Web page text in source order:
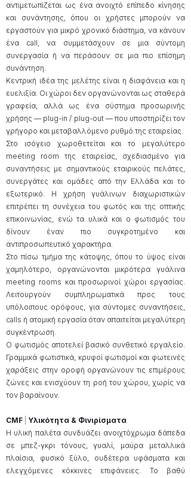
αντιμετωπίζεται ως ένα ανοιχτό επίπεδο κίνησης
και συνάντησης, όπου οι χρήστες μπορούν να
εργαστούν για μικρό χρονικό διάστημα, να κάνουν
ένα call, να συμμετάσχουν σε μια σύντομη
συνεργασία ή να περάσουν σε μια πιο επίσημη
συνάντηση.
Κεντρική ιδέα της μελέτης είναι η διαφάνεια και η
ευελιξία. Οι χώροι δεν οργανώνονται ως σταθερά
γραφεία, αλλά ως ένα σύστημα προσωρινής
χρήσης — plug-in / plug-out — που υποστηρίζει τον
γρήγορο και μεταβαλλόμενο ρυθμό της εταιρείας.
Στο ισόγειο χωροθετείται και το μεγαλύτερο
meeting room της εταιρείας, σχεδιασμένο για
συναντήσεις με σημαντικούς εταιρικούς πελάτες,
συνεργάτες και ομάδες από την Ελλάδα και το
εξωτερικό. Η χρήση γυάλινων διαχωριστικών
επιτρέπει τη συνέχεια του φωτός και της οπτικής
επικοινωνίας, ενώ τα υλικά και ο φωτισμός του
δίνουν έναν πιο συγκροτημένο και
αντιπροσωπευτικό χαρακτήρα.
Στο πίσω τμήμα της κάτοψης, όπου το ύψος είναι
χαμηλότερο, οργανώνονται μικρότερα γυάλινα
meeting rooms και προσωρινοί χώροι εργασίας.
Λειτουργούν συμπληρωματικά προς τους
υπόλοιπους ορόφους, για σύντομες συναντήσεις,
calls ή ατομική εργασία όταν απαιτείται μεγαλύτερη
συγκέντρωση.
Ο φωτισμός αποτελεί βασικό συνθετικό εργαλείο.
Γραμμικά φωτιστικά, κρυφοί φωτισμοί και φωτεινές
χαράξεις στην οροφή οργανώνουν τις επιμέρους
ζώνες και ενισχύουν τη ροή του χώρου, χωρίς να
τον βαραίνουν.
CMF
Υλικότητα & Φινιρίσματα
Η υλική παλέτα συνδυάζει ανοιχτόχρωμα δάπεδα
σε μπεζ-γκρι τόνους, γυαλί, μαύρα μεταλλικά
πλαίσια, φυσικό ξύλο, ουδέτερα υφάσματα και
ελεγχόμενες κόκκινες επιφάνειες. Το βαθύ